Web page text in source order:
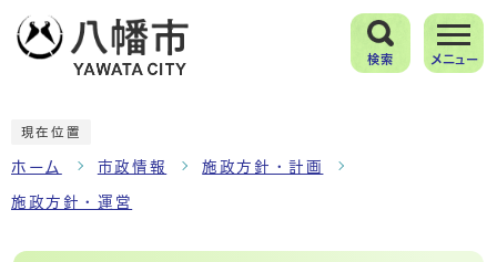
検索 メニュー
現在位置
ホーム 市政情報 施政方針・計画
施政方針・運営